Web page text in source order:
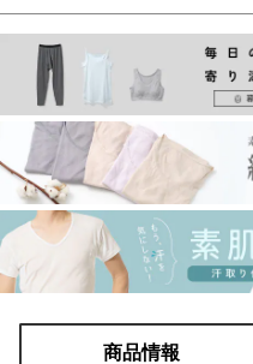
商品情報